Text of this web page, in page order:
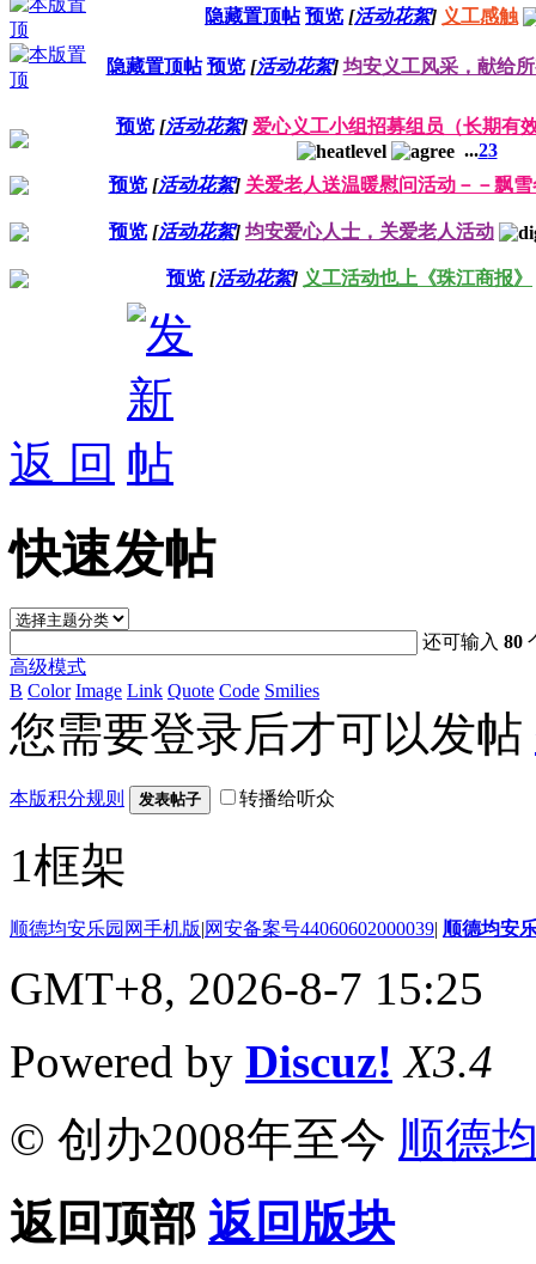
隐藏置顶帖 预览 [活动花絮] 义工感触
隐藏置顶帖 预览 [活动花絮] 均安义工风采，献给
预览 [活动花絮] 爱心义工小组招募组员（长期有
...23
预览 [活动花絮] 关爱老人送温暖慰问活动－－飘
预览 [活动花絮] 均安爱心人士，关爱老人活动
预览 [活动花絮] 义工活动也上《珠江商报》
返 回
快速发帖
还可输入80
高级模式
B Color Image Link Quote Code Smilies
您需要登录后才可以发帖
本版积分规则 发表帖子 转播给听众
1框架
顺德均安乐园网手机版|网安备案号44060602000039| 顺德均安
GMT+8, 2026-8-7 15:25
Powered by Discuz! X3.4
© 创办2008年至今 顺德
返回顶部 返回版块